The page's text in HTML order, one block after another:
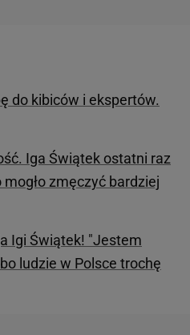
do kibiców i ekspertów.
Iga Świątek ostatni raz
mogło zmęczyć bardziej
Igi Świątek! "Jestem
ludzie w Polsce trochę